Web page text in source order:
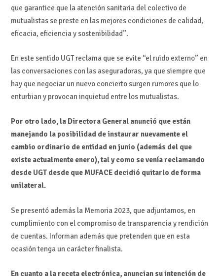
que garantice que la atención sanitaria del colectivo de
mutualistas se preste en las mejores condiciones de calidad,
eficacia, eficiencia y sostenibilidad”.
En este sentido UGT reclama que se evite “el ruido externo” en
las conversaciones con las aseguradoras, ya que siempre que
hay que negociar un nuevo concierto surgen rumores que lo
enturbian y provocan inquietud entre los mutualistas.
Por otro lado, la Directora General anunció que están
manejando la posibilidad de instaurar nuevamente el
cambio ordinario de entidad en junio (además del que
existe actualmente enero), tal y como se venía reclamando
desde UGT desde que MUFACE decidió quitarlo de forma
unilateral.
Se presentó además la Memoria 2023, que adjuntamos, en
cumplimiento con el compromiso de transparencia y rendición
de cuentas. Informan además que pretenden que en esta
ocasión tenga un carácter finalista.
En cuanto a la receta electrónica, anuncian su intención de